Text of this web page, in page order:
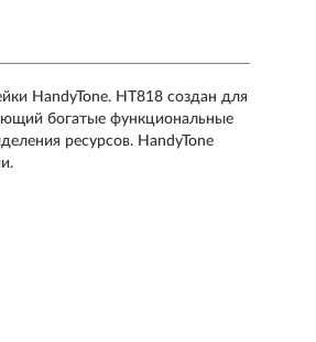
HandyTone. HT818 создан для
богатые функциональные
ресурсов. HandyTone